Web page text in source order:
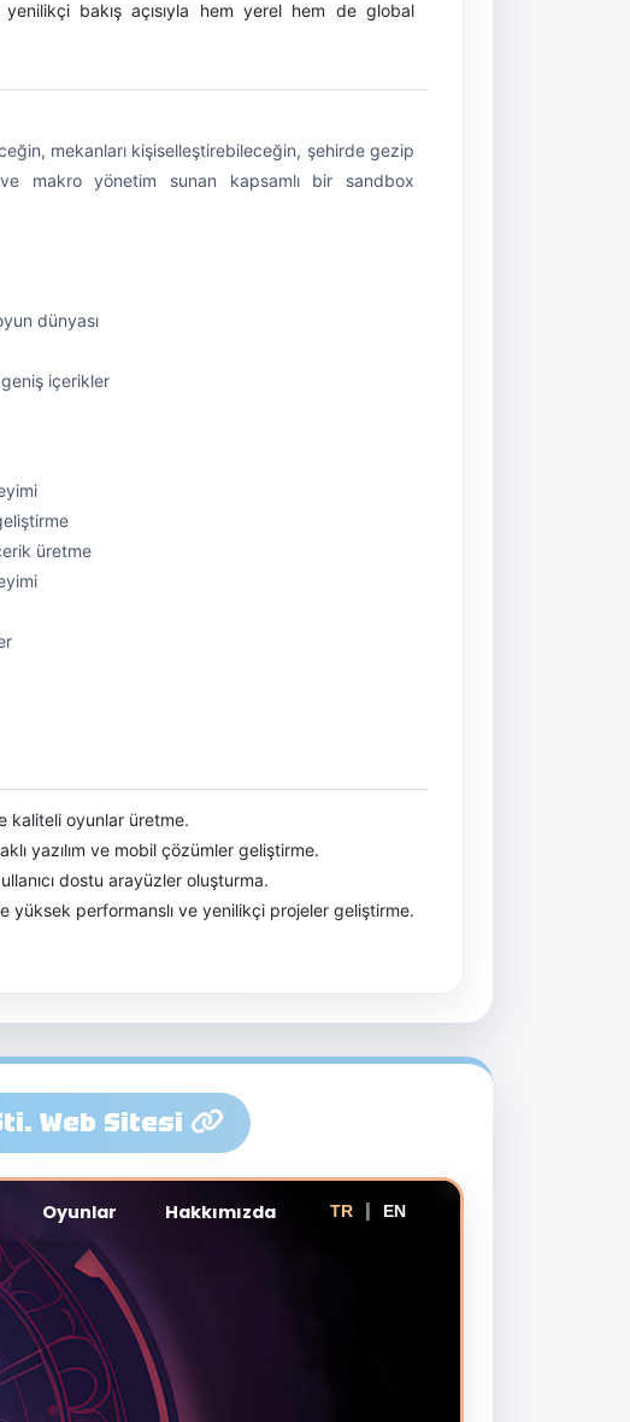
bakış açısıyla hem yerel hem de global
mekanları kişiselleştirebileceğin, şehirde gezip
makro yönetim sunan kapsamlı bir sandbox
dünyası
içerikler
üretme
kaliteli oyunlar üretme.
yazılım ve mobil çözümler geliştirme.
dostu arayüzler oluşturma.
yüksek performanslı ve yenilikçi projeler geliştirme.
Web Sitesi